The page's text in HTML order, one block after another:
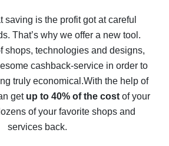
back
AliExpress - the impossible is
possible
on AliExpress - how to find it
service for AliExpress - let's
compare offers
saving is the profit got at careful
That’s why we offer a new tool.
shops, technologies and designs,
cashback-service in order to
truly economical.With the help of
get up to 40% of the costof your
of your favorite shops and
services back.